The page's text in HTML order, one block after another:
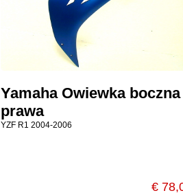
Yamaha Owiewka boczna
prawa
YZF R1 2004-2006
€